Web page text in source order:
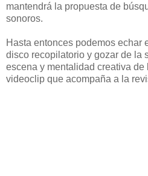
mantendrá la propuesta de
sonoros.
Hasta entonces podemos echar
disco recopilatorio y gozar de la
escena y mentalidad creativa de
videoclip que acompaña a la